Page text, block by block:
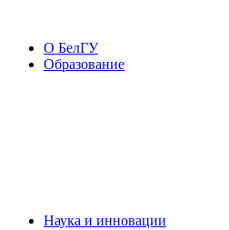
О БелГУ
Образование
Наука и инновации